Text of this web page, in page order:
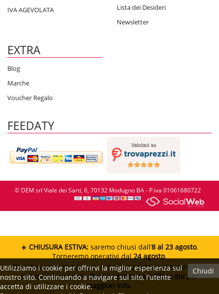
IVA AGEVOLATA
Lista dei Desideri
Newsletter
EXTRA
Blog
Marche
Voucher Regalo
FEEDATY
© DEM srl Viale dei Sarti, 6, 70132 Modugno BA - P.iva 01061680722
Chiudi
Utilizziamo i cookie per offrirvi la miglior esperienza sul
nostro sito. Continuando a navigare sul sito, l'utente
accetta di utilizzare i cookie.
☀️ CHIUSURA ESTIVA: saremo chiusi dall’8 al 23 agosto.
Torneremo operativi dal24 agosto.
Gli ordini ricevuti durante la chiusura potranno essere evasi
con qualche ritardo. Buone vacanze!👉 Clicca qui per
maggiori info.